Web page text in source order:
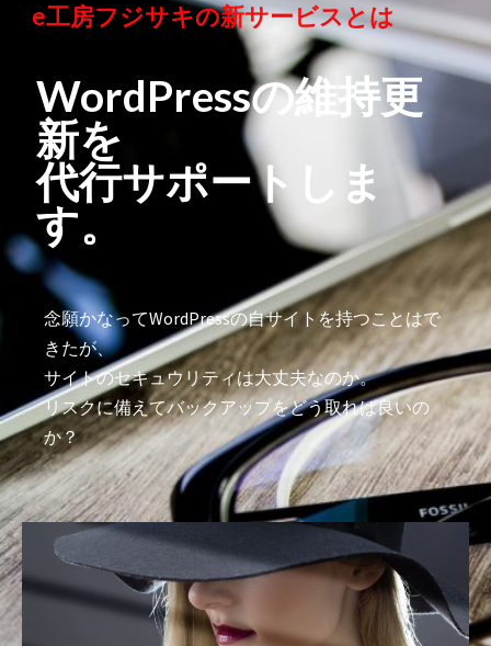
e工房フジサキの新サービスとは
WordPressの維持更
新を
代行サポートしま
す。
念願かなってWordPressの自サイトを持つことはで
きたが、
サイトのセキュウリティは大丈夫なのか。
リスクに備えてバックアップをどう取れば良いの
か？